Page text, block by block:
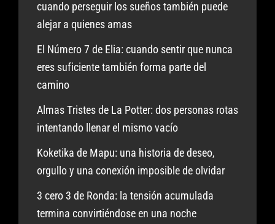
cuando perseguir los sueños también puede
alejar a quienes amas
El Número 7 de Elia: cuando sentir que nunca
eres suficiente también forma parte del
camino
Almas Tristes de La Potter: dos personas rotas
intentando llenar el mismo vacío
Koketika de Mapu: una historia de deseo,
orgullo y una conexión imposible de olvidar
3 cero 3 de Ronda: la tensión acumulada
termina convirtiéndose en una noche